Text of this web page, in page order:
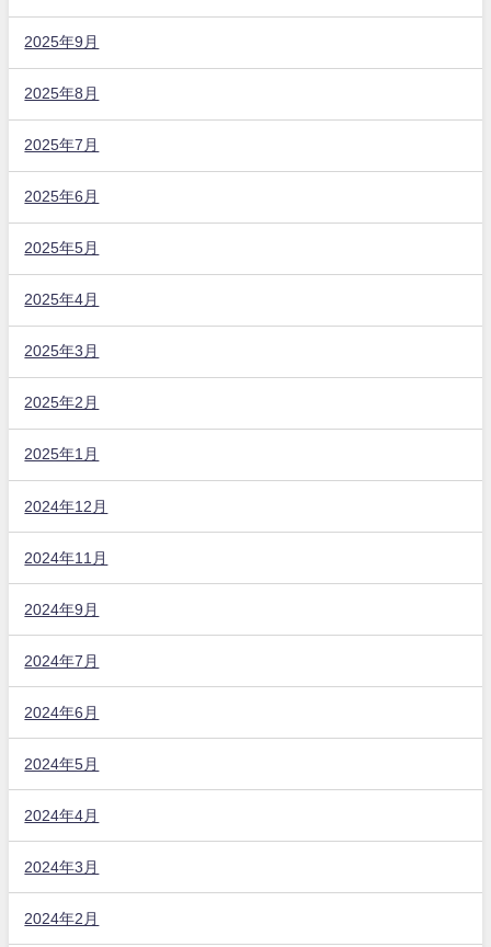
2025年9月
2025年8月
2025年7月
2025年6月
2025年5月
2025年4月
2025年3月
2025年2月
2025年1月
2024年12月
2024年11月
2024年9月
2024年7月
2024年6月
2024年5月
2024年4月
2024年3月
2024年2月